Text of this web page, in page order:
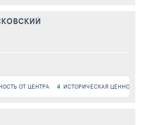
ОТ ЦЕНТРА 4 ИСТОРИЧЕСКАЯ ЦЕННОСТЬ